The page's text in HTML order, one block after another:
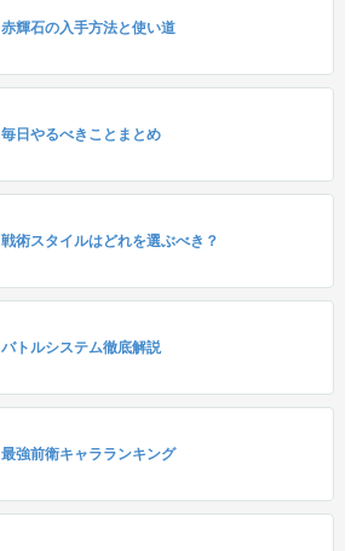
赤輝石の入手方法と使い道
毎日やるべきことまとめ
戦術スタイルはどれを選ぶべき？
バトルシステム徹底解説
最強前衛キャラランキング